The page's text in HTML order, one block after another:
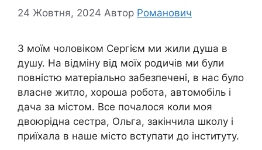
24 Жовтня, 2024 Автор Романович
З моїм чоловіком Сергієм ми жили душа в
душу. На відміну від моїх родичів ми були
повністю матеріально забезпечені, в нас було
власне житло, хороша робота, автомобіль і
дача за містом. Все почалося коли моя
двоюрідна сестра, Ольга, закінчила школу і
приїхала в наше місто вступати до інституту.